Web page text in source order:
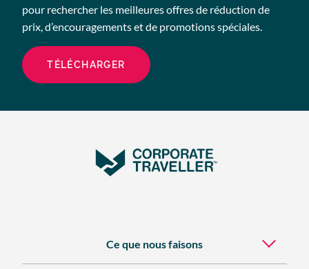
pour rechercher les meilleures offres de réduction de
prix, d’encouragements et de promotions spéciales.
TÉLÉCHARGER
Ce que nous faisons